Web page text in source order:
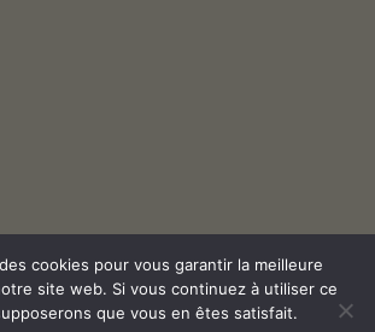
| Contact | Made with ♡ by
cookies pour vous garantir la meilleure
site web. Si vous continuez à utiliser ce
que vous en êtes satisfait.